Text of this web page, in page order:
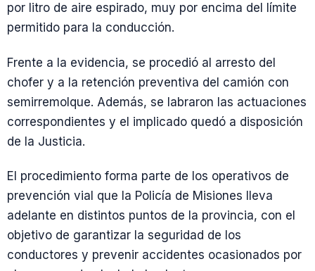
por litro de aire espirado, muy por encima del límite
permitido para la conducción.
Frente a la evidencia, se procedió al arresto del
chofer y a la retención preventiva del camión con
semirremolque. Además, se labraron las actuaciones
correspondientes y el implicado quedó a disposición
de la Justicia.
El procedimiento forma parte de los operativos de
prevención vial que la Policía de Misiones lleva
adelante en distintos puntos de la provincia, con el
objetivo de garantizar la seguridad de los
conductores y prevenir accidentes ocasionados por